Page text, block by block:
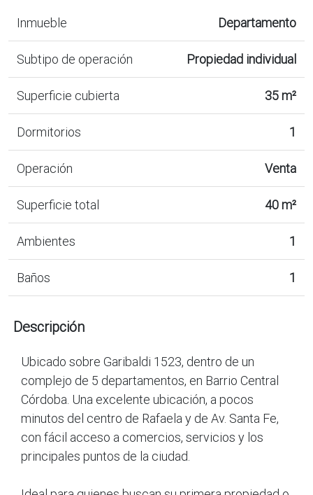
Inmueble Departamento
Subtipo de operación Propiedad individual
Superficie cubierta 35 m²
Dormitorios 1
Operación Venta
Superficie total 40 m²
Ambientes 1
Baños 1
Descripción
Ubicado sobre Garibaldi 1523, dentro de un
complejo de 5 departamentos, en Barrio Central
Córdoba. Una excelente ubicación, a pocos
minutos del centro de Rafaela y de Av. Santa Fe,
con fácil acceso a comercios, servicios y los
principales puntos de la ciudad.